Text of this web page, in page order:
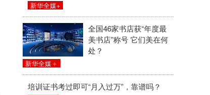
新华全媒+
全国46家书店获“年度最
美书店”称号 它们美在何
处？
新华全媒＋
培训证书考过即可“月入过万”，靠谱吗？